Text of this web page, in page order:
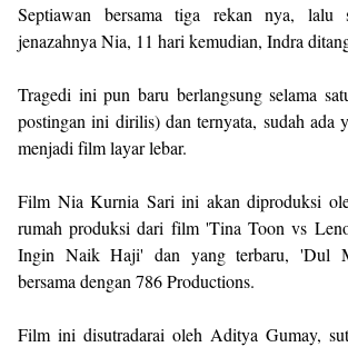
Septiawan bersama tiga rekan nya, lalu
jenazahnya Nia, 11 hari kemudian, Indra
Tragedi ini pun baru berlangsung selama
postingan ini dirilis) dan ternyata, sudah ada
menjadi film layar lebar.
Film Nia Kurnia Sari ini akan diproduksi
rumah produksi dari film 'Tina Toon vs
Ingin Naik Haji' dan yang terbaru, 'Dul
bersama dengan 786 Productions.
Film ini disutradarai oleh Aditya Gumay,